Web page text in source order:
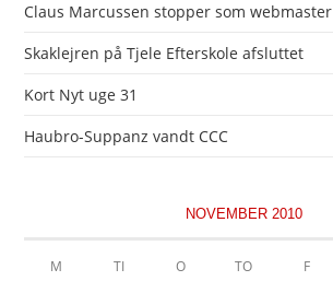
Claus Marcussen stopper som webmaster
Skaklejren på Tjele Efterskole afsluttet
Kort Nyt uge 31
Haubro-Suppanz vandt CCC
NOVEMBER 2010
M TI O TO F